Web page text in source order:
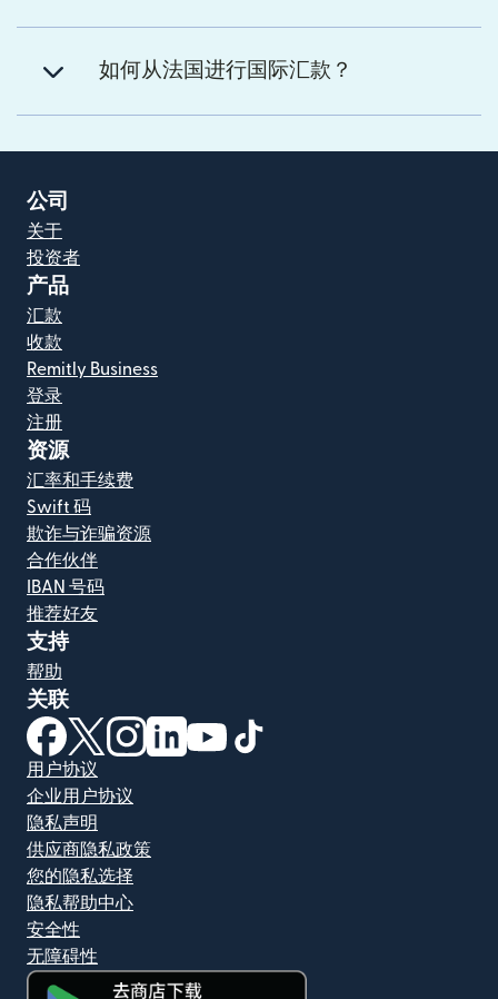
如何从法国进行国际汇款？
公司
关于
投资者
产品
汇款
收款
Remitly Business
登录
注册
资源
汇率和手续费
Swift 码
欺诈与诈骗资源
合作伙伴
IBAN 号码
推荐好友
支持
帮助
关联
（在新窗口中打开）
（在新窗口中打开）
（在新窗口中打开）
（在新窗口中打开）
（在新窗口中打开）
用户协议
企业用户协议
隐私声明
供应商隐私政策
您的隐私选择
隐私帮助中心
安全性
无障碍性